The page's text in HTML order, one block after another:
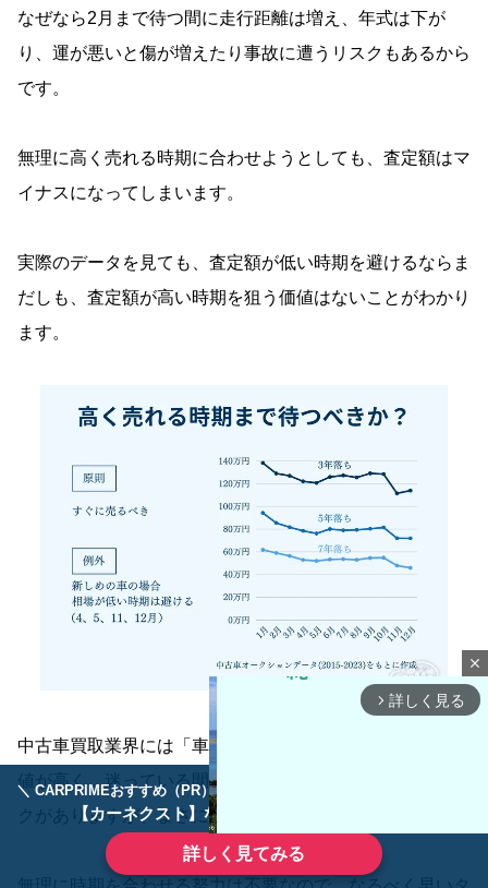
＼ CARPRIMEおすすめ（PR） ／
【カーネクスト】ならどんなクルマも高価買取
詳しく見てみる
なぜなら2月まで待つ間に走行距離は増え、年式は下が
り、運が悪いと傷が増えたり事故に遭うリスクもあるから
です。
無理に高く売れる時期に合わせようとしても、査定額はマ
イナスになってしまいます。
実際のデータを見ても、査定額が低い時期を避けるならま
だしも、査定額が高い時期を狙う価値はないことがわかり
ます。
中古車買取業界には「車は売ろうと思ったその日が最も価
値が高く、迷っている間に価値が下がる」という営業トー
クがありますが、まさにその通りです。
close
arrow_forward_ios 詳しく見る